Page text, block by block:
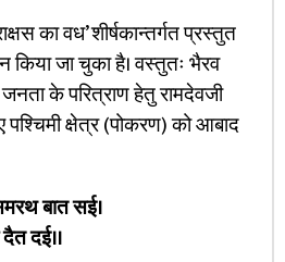
का वध’ शीर्षकान्तर्गत प्रस्तुत
किया जा चुका है। वस्तुतः भैरव
के परित्राण हेतु रामदेवजी
क्षेत्र (पोकरण) को आबाद
बात सई।
दई।।